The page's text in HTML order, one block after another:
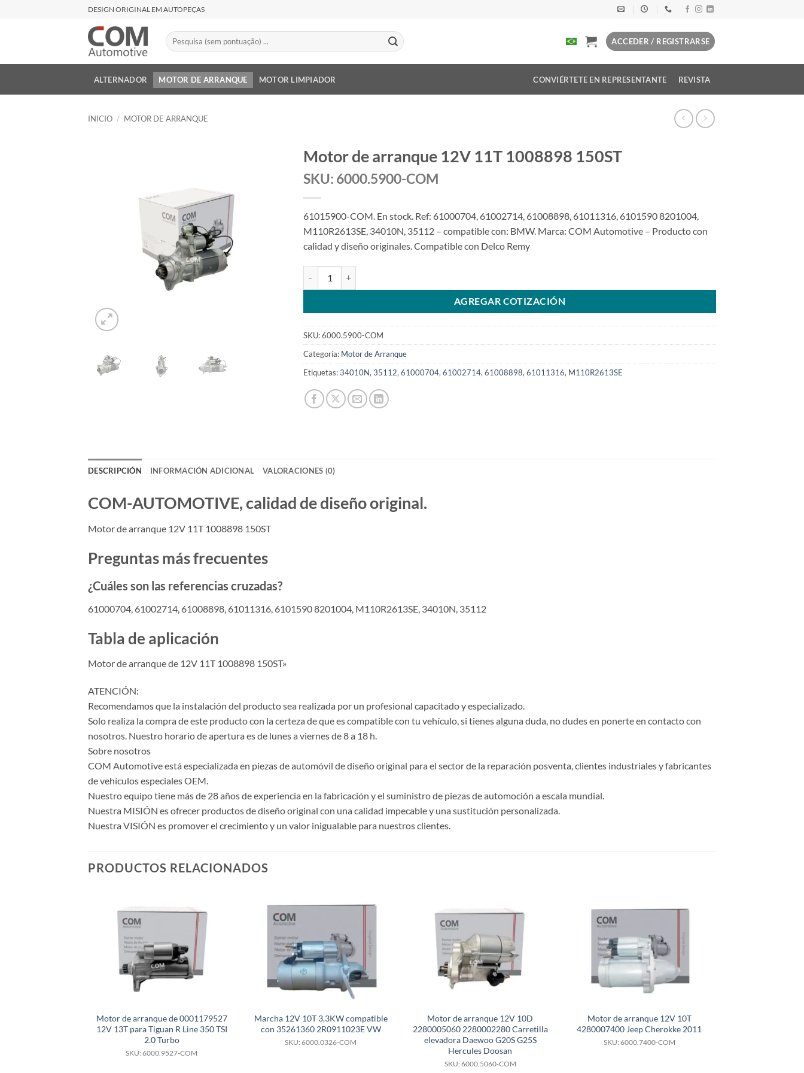
DESIGN ORIGINAL EM AUTOPEÇAS
Buscar
por:
ACCEDER / REGISTRARSE
ALTERNADOR MOTOR DE ARRANQUE MOTOR LIMPIADOR CONVIÉRTETE EN REPRESENTANTE REVISTA
INICIO / MOTOR DE ARRANQUE
Motor de arranque 12V 11T 1008898 150ST
SKU: 6000.5900-COM
61015900-COM. En stock. Ref: 61000704, 61002714, 61008898, 61011316, 6101590 8201004,
M110R2613SE, 34010N, 35112 – compatible con: BMW. Marca: COM Automotive – Producto con
calidad y diseño originales. Compatible con Delco Remy
AGREGAR COTIZACIÓN
SKU:6000.5900-COM
Categoría: Motor de Arranque
Etiquetas:34010N, 35112, 61000704, 61002714, 61008898, 61011316, M110R2613SE
DESCRIPCIÓN INFORMACIÓN ADICIONAL VALORACIONES (0)
COM-AUTOMOTIVE, calidad de diseño original.
Motor de arranque 12V 11T 1008898 150ST
Preguntas más frecuentes
¿Cuáles son las referencias cruzadas?
61000704, 61002714, 61008898, 61011316, 6101590 8201004, M110R2613SE, 34010N, 35112
Tabla de aplicación
Motor de arranque de 12V 11T 1008898 150ST»
ATENCIÓN:
Recomendamos que la instalación del producto sea realizada por un profesional capacitado y especializado.
Solo realiza la compra de este producto con la certeza de que es compatible con tu vehículo, si tienes alguna duda, no dudes en ponerte en contacto con
nosotros. Nuestro horario de apertura es de lunes a viernes de 8 a 18 h.
Sobre nosotros
COM Automotive está especializada en piezas de automóvil de diseño original para el sector de la reparación posventa, clientes industriales y fabricantes
de vehículos especiales OEM.
Nuestro equipo tiene más de 28 años de experiencia en la fabricación y el suministro de piezas de automoción a escala mundial.
Nuestra MISIÓN es ofrecer productos de diseño original con una calidad impecable y una sustitución personalizada.
Nuestra VISIÓN es promover el crecimiento y un valor inigualable para nuestros clientes.
PRODUCTOS RELACIONADOS
Motor de arranque de 0001179527
12V 13T para Tiguan R Line 350 TSI
2.0 Turbo
SKU: 6000.9527-COM
Marcha 12V 10T 3,3KW compatible
con 35261360 2R0911023E VW
SKU: 6000.0326-COM
Motor de arranque 12V 10D
2280005060 2280002280 Carretilla
elevadora Daewoo G20S G25S
Hercules Doosan
SKU: 6000.5060-COM
Motor de arranque 12V 10T
4280007400 Jeep Cherokke 2011
SKU: 6000.7400-COM